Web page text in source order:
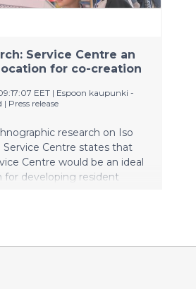
Service Centre an
for co-creation
EET | Espoon kaupunki -
| Press release
research on Iso
Service Centre states that
Centre would be an ideal
for developing resident
projects at the Service